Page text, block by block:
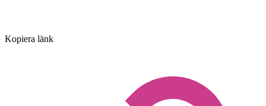
Kopiera länk